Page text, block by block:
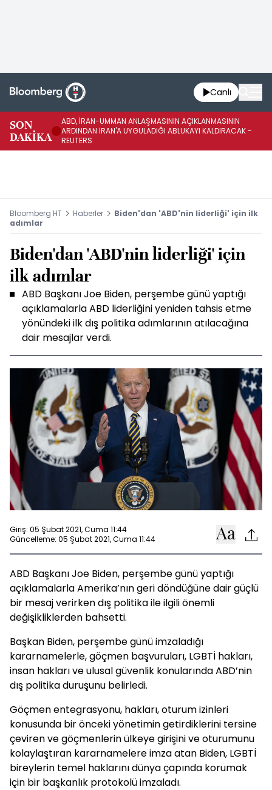
Canlı
SON
DAKİKA
ABD, İRAN-UMMAN ANLAŞMASININ AÇIKLANMASININ
ARDINDAN İRAN'A UYGULADIĞI ABLUKAYI KALDIRACAK -
REUTERS
Bloomberg HT Haberler
Biden'dan 'ABD'nin liderliği' için ilk
adımlar
Biden'dan 'ABD'nin liderliği' için
ilk adımlar
ABD Başkanı Joe Biden, perşembe günü yaptığı
açıklamalarla ABD liderliğini yeniden tahsis etme
yönündeki ilk dış politika adımlarının atılacağına
dair mesajlar verdi.
Giriş: 05 Şubat 2021, Cuma 11:44
Güncelleme: 05 Şubat 2021, Cuma 11:44
ABD Başkanı Joe Biden, perşembe günü yaptığı
açıklamalarla Amerika’nın geri döndüğüne dair güçlü
bir mesaj verirken dış politika ile ilgili önemli
değişikliklerden bahsetti.
Başkan Biden, perşembe günü imzaladığı
kararnamelerle, göçmen başvuruları, LGBTİ hakları,
insan hakları ve ulusal güvenlik konularında ABD’nin
dış politika duruşunu belirledi.
Göçmen entegrasyonu, hakları, oturum izinleri
konusunda bir önceki yönetimin getirdiklerini tersine
çeviren ve göçmenlerin ülkeye girişini ve oturumunu
kolaylaştıran kararnamelere imza atan Biden, LGBTİ
bireylerin temel haklarını dünya çapında korumak
için bir başkanlık protokolü imzaladı.